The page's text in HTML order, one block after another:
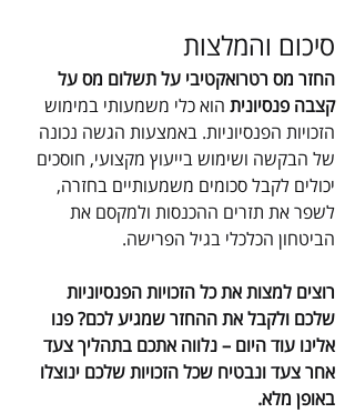
סיכום והמלצות
החזר מס רטרואקטיבי על תשלום מס על
קצבה פנסיונית הוא כלי משמעותי במימוש
הזכויות הפנסיוניות. באמצעות הגשה נכונה
של הבקשה ושימוש בייעוץ מקצועי, חוסכים
יכולים לקבל סכומים משמעותיים בחזרה,
לשפר את תזרים ההכנסות ולמקסם את
הביטחון הכלכלי בגיל הפרישה.
רוצים למצות את כל הזכויות הפנסיוניות
שלכם ולקבל את ההחזר שמגיע לכם? פנו
אלינו עוד היום – נלווה אתכם בתהליך צעד
אחר צעד ונבטיח שכל הזכויות שלכם ינוצלו
באופן מלא.